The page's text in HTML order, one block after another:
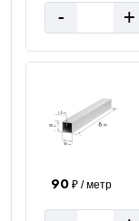
- +
90₽ / метр